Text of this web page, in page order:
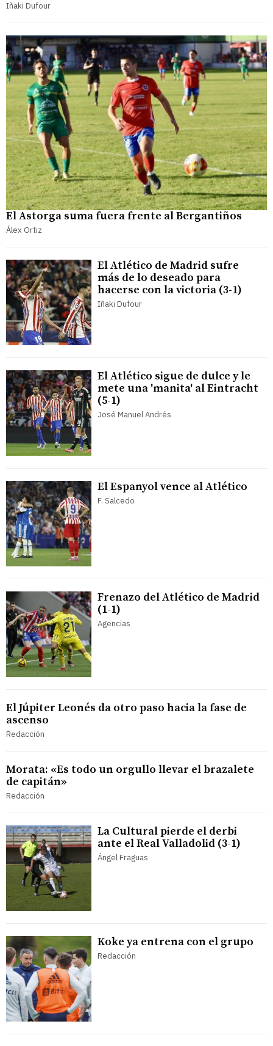
Iñaki Dufour
El Astorga suma fuera frente al Bergantiños
Álex Ortiz
El Atlético de Madrid sufre
más de lo deseado para
hacerse con la victoria (3-1)
Iñaki Dufour
El Atlético sigue de dulce y le
mete una 'manita' al Eintracht
(5-1)
José Manuel Andrés
El Espanyol vence al Atlético
F. Salcedo
Frenazo del Atlético de Madrid
(1-1)
Agencias
El Júpiter Leonés da otro paso hacia la fase de
ascenso
Redacción
Morata: «Es todo un orgullo llevar el brazalete
de capitán»
Redacción
La Cultural pierde el derbi
ante el Real Valladolid (3-1)
Ángel Fraguas
Koke ya entrena con el grupo
Redacción